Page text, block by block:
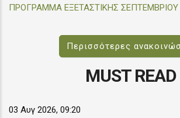
ΠΡΟΓΡΑΜΜΑ ΕΞΕΤΑΣΤΙΚΗΣ ΣΕΠΤΕΜΒΡΙΟΥ
Περισσότερες
MUST READ
03 Αυγ 2026, 09:20